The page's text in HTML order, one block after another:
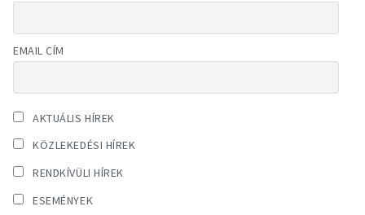
EMAIL CÍM
AKTUÁLIS HÍREK
KÖZLEKEDÉSI HÍREK
RENDKÍVÜLI HÍREK
ESEMÉNYEK